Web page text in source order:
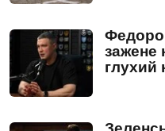
зажене
глухий